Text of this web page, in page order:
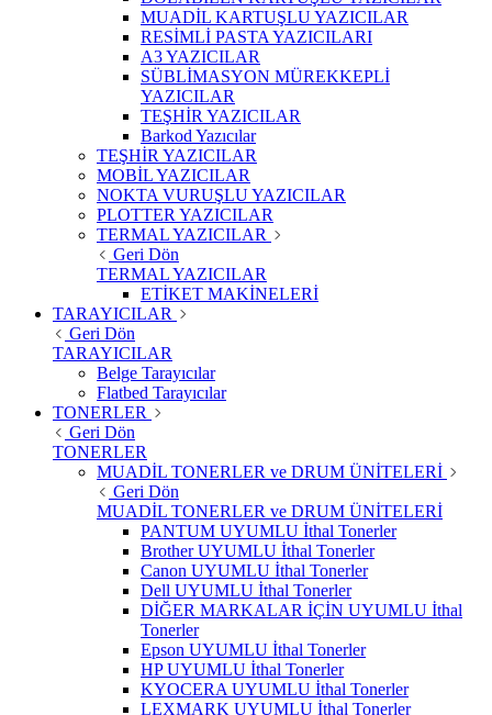
MUADİL KARTUŞLU YAZICILAR
RESİMLİ PASTA YAZICILARI
A3 YAZICILAR
SÜBLİMASYON MÜREKKEPLİ
YAZICILAR
TEŞHİR YAZICILAR
Barkod Yazıcılar
TEŞHİR YAZICILAR
MOBİL YAZICILAR
NOKTA VURUŞLU YAZICILAR
PLOTTER YAZICILAR
TERMAL YAZICILAR
Geri Dön
TERMAL YAZICILAR
ETİKET MAKİNELERİ
TARAYICILAR
Geri Dön
TARAYICILAR
Belge Tarayıcılar
Flatbed Tarayıcılar
TONERLER
Geri Dön
TONERLER
MUADİL TONERLER ve DRUM ÜNİTELERİ
Geri Dön
MUADİL TONERLER ve DRUM ÜNİTELERİ
PANTUM UYUMLU İthal Tonerler
Brother UYUMLU İthal Tonerler
Canon UYUMLU İthal Tonerler
Dell UYUMLU İthal Tonerler
DİĞER MARKALAR İÇİN UYUMLU İthal
Tonerler
Epson UYUMLU İthal Tonerler
HP UYUMLU İthal Tonerler
KYOCERA UYUMLU İthal Tonerler
LEXMARK UYUMLU İthal Tonerler